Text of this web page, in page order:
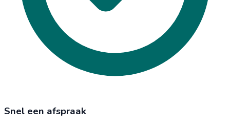
Snel een afspraak